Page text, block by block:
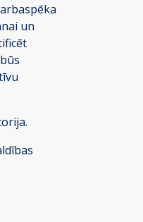
un